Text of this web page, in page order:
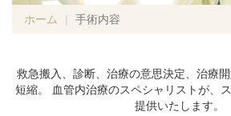
ホーム 手術内容
救急搬入、診断、治療の意思決定、治療
短縮。
血管内治療のスペシャリストが、
提供いたします。